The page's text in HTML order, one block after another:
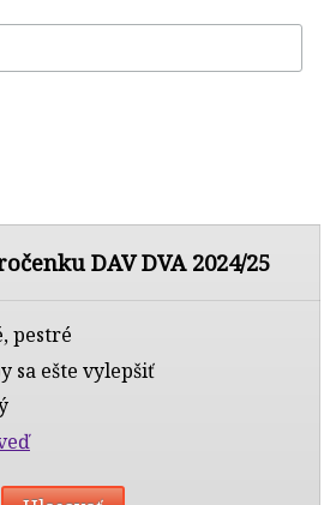
DAV DVA 2024/25
pestré
sa ešte vylepšiť